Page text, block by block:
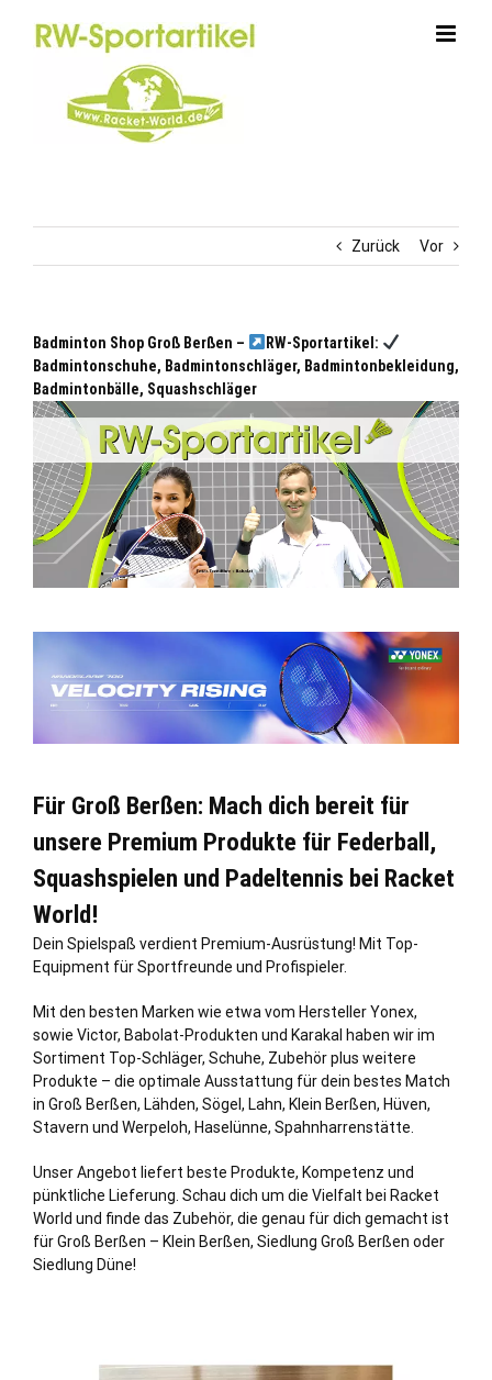
Zurück Vor
Badminton Shop Groß Berßen –
RW-Sportartikel:
Badmintonschuhe, Badmintonschläger, Badmintonbekleidung,
Badmintonbälle, Squashschläger
Für Groß Berßen: Mach dich bereit für
unsere Premium Produkte für Federball,
Squashspielen und Padeltennis bei Racket
World!
Dein Spielspaß verdient Premium-Ausrüstung! Mit Top-
Equipment für Sportfreunde und Profispieler.
Mit den besten Marken wie etwa vom Hersteller Yonex,
sowie Victor, Babolat-Produkten und Karakal haben wir im
Sortiment Top-Schläger, Schuhe, Zubehör plus weitere
Produkte – die optimale Ausstattung für dein bestes Match
in Groß Berßen, Lähden, Sögel, Lahn, Klein Berßen, Hüven,
Stavern und Werpeloh, Haselünne, Spahnharrenstätte.
Unser Angebot liefert beste Produkte, Kompetenz und
pünktliche Lieferung. Schau dich um die Vielfalt bei Racket
World und finde das Zubehör, die genau für dich gemacht ist
für Groß Berßen – Klein Berßen, Siedlung Groß Berßen oder
Siedlung Düne!